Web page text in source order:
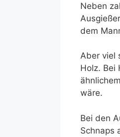
Neben
dem
Aber viel
Holz. Bei
wäre.
Bei den
Schnaps